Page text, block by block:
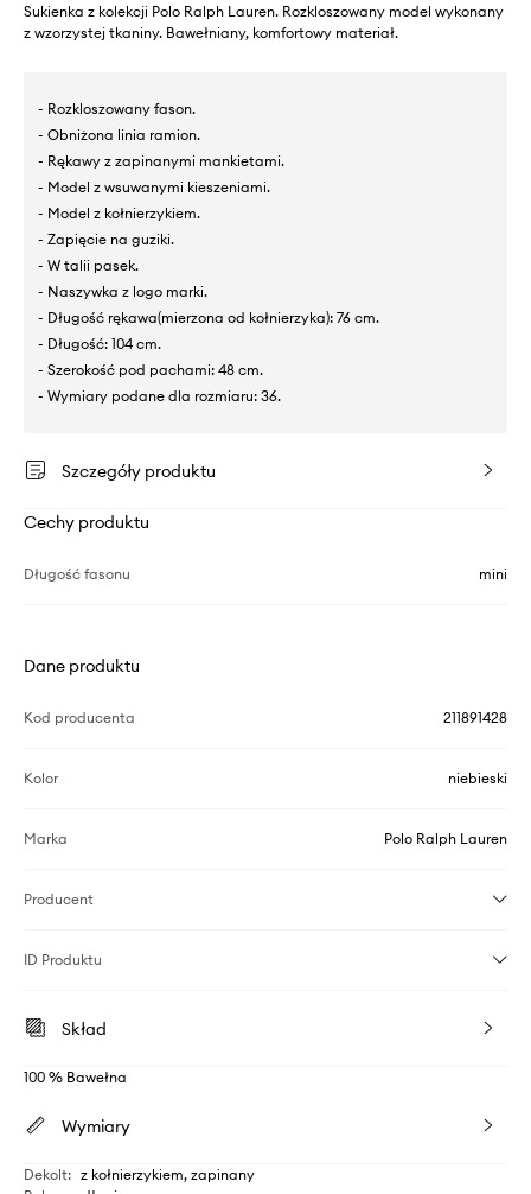
Sukienka z kolekcji Polo Ralph Lauren. Rozkloszowany model wykonany
z wzorzystej tkaniny. Bawełniany, komfortowy materiał.
- Rozkloszowany fason.
- Obniżona linia ramion.
- Rękawy z zapinanymi mankietami.
- Model z wsuwanymi kieszeniami.
- Model z kołnierzykiem.
- Zapięcie na guziki.
- W talii pasek.
- Naszywka z logo marki.
- Długość rękawa(mierzona od kołnierzyka): 76 cm.
- Długość: 104 cm.
- Szerokość pod pachami: 48 cm.
- Wymiary podane dla rozmiaru: 36.
Szczegóły produktu
Cechy produktu
Długość fasonu mini
Dane produktu
Kod producenta 211891428
Kolor niebieski
Marka Polo Ralph Lauren
Producent
ID Produktu
Skład
100 % Bawełna
Wymiary
Dekolt: z kołnierzykiem, zapinany